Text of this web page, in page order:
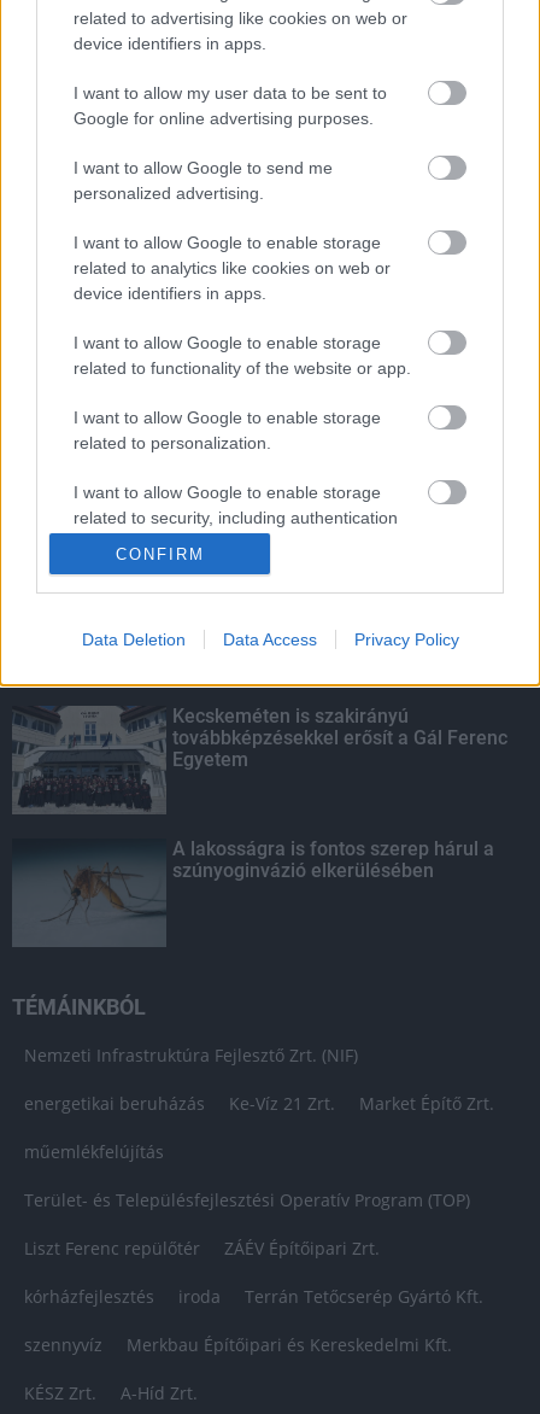
related to advertising like cookies on web or
device identifiers in apps.
I want to allow my user data to be sent to
Google for online advertising purposes.
I want to allow Google to send me
personalized advertising.
I want to allow Google to enable storage
related to analytics like cookies on web or
device identifiers in apps.
I want to allow Google to enable storage
related to functionality of the website or app.
I want to allow Google to enable storage
related to personalization.
I want to allow Google to enable storage
related to security, including authentication
CONFIRM
Data Deletion Data Access Privacy Policy
Paks II.: Mit jelent az 5. blokk új
mérföldköve a felülvizsgálat
árnyékában?
Fontos a postaládákba költöző
széncinegék védelme
Amire többmillióan vártunk: szombattól
másodfokúra csökken a riasztás
KIEMELT
Megérkezett az eső a Duna
Kecskeméten is szakirányú
továbbképzésekkel erősít a Gál Ferenc
Egyetem
A lakosságra is fontos szerep hárul a
szúnyoginvázió elkerülésében
TÉMÁINKBÓL
Nemzeti Infrastruktúra Fejlesztő Zrt. (NIF)
energetikai beruházás Ke-Víz 21 Zrt. Market Építő Zrt.
műemlékfelújítás
Terület- és Településfejlesztési Operatív Program (TOP)
Liszt Ferenc repülőtér ZÁÉV Építőipari Zrt.
kórházfejlesztés iroda Terrán Tetőcserép Gyártó Kft.
szennyvíz Merkbau Építőipari és Kereskedelmi Kft.
KÉSZ Zrt. A-Híd Zrt.